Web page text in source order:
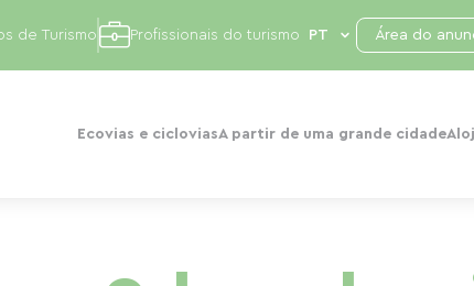
Ecovias e cicloviasA partir de uma grande cidade
de Turismo Profissionais do turismo Área do